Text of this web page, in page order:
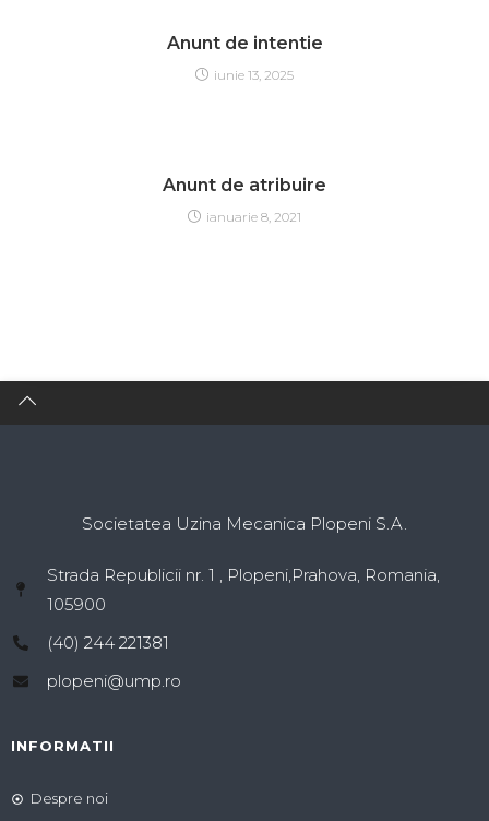
Anunt de intentie
iunie 13, 2025
Anunt de atribuire
ianuarie 8, 2021
Societatea Uzina Mecanica Plopeni S.A.
Strada Republicii nr. 1 , Plopeni,Prahova, Romania,
105900
(40) 244 221381
plopeni@ump.ro
INFORMATII
Despre noi